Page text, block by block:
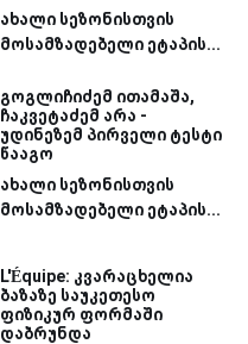
ახალი სეზონისთვის
მოსამზადებელი ეტაპის...
გოგლიჩიძემ ითამაშა,
ჩაკვეტაძემ არა -
უდინეზემ პირველი ტესტი
წააგო
ახალი სეზონისთვის
მოსამზადებელი ეტაპის...
L'Équipe: კვარაცხელია
ბაზაზე საუკეთესო
ფიზიკურ ფორმაში
დაბრუნდა